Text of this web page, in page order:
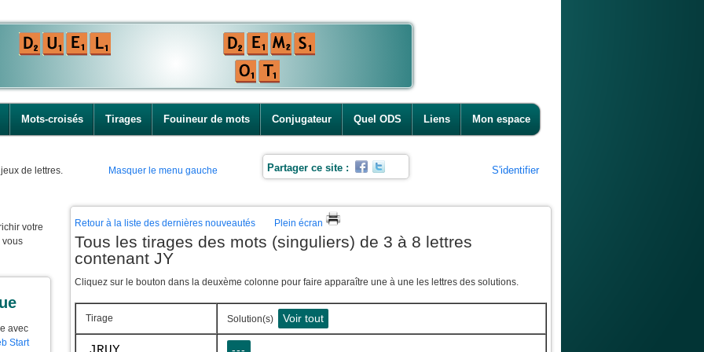
Mots-croisés Tirages Fouineur de mots Conjugateur Quel ODS Liens Mon espace
de lettres. Masquer le menu gauche Partager ce site : S'identifier
votre
vous
avec
Start
Retour à la liste des dernières nouveautés Plein écran
Tous les tirages des mots (singuliers) de 3 à 8 lettres
contenant JY
Cliquez sur le bouton dans la deuxème colonne pour faire apparaître une à une les lettres des solutions.
Tirage Solution(s) Voir tout
---